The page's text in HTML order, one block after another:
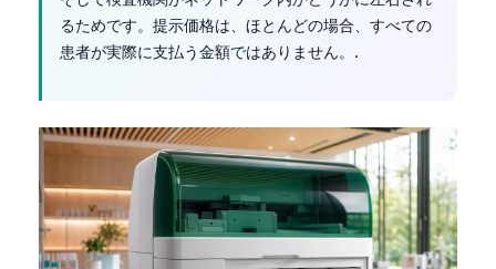
るためです。提示価格は、ほとんどの場合、すべての
患者が実際に支払う金額ではありません。.
Afrikaans
Монгол
ພາສາລາວ
Basa Jawa
Кыргызча